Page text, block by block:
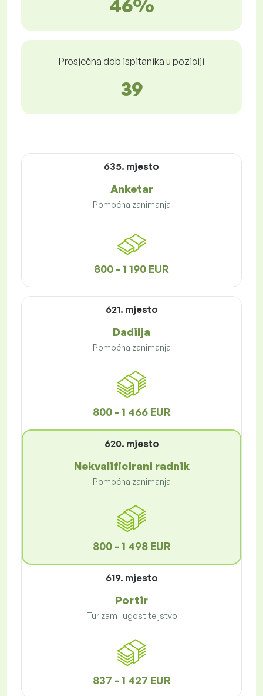
46%
Prosječna dob ispitanika u poziciji
39
635. mjesto
Anketar
Pomoćna zanimanja
800 - 1 190 EUR
621. mjesto
Dadilja
Pomoćna zanimanja
800 - 1 466 EUR
620. mjesto
Nekvalificirani radnik
Pomoćna zanimanja
800 - 1 498 EUR
619. mjesto
Portir
Turizam i ugostiteljstvo
837 - 1 427 EUR